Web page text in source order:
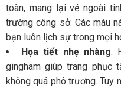
toàn, mang lại vẻ ngoài
trường công sở. Các màu
bạn luôn lịch sự trong mọi
Họa tiết nhẹ nhàng:
gingham giúp trang phục
không quá phô trương. Tuy